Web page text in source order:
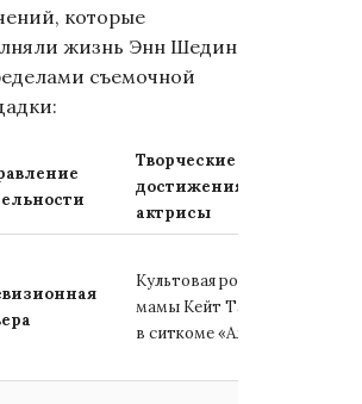
которые
жизнь Энн Шедин
съемочной
Творческие
достижения
актрисы
Культовая роль
мамы Кейт Таннер
в ситкоме «Альф»